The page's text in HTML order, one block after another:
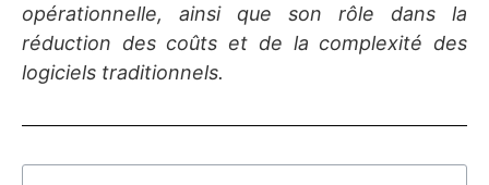
opérationnelle, ainsi que son rôle dans la
réduction des coûts et de la complexité des
logiciels traditionnels.